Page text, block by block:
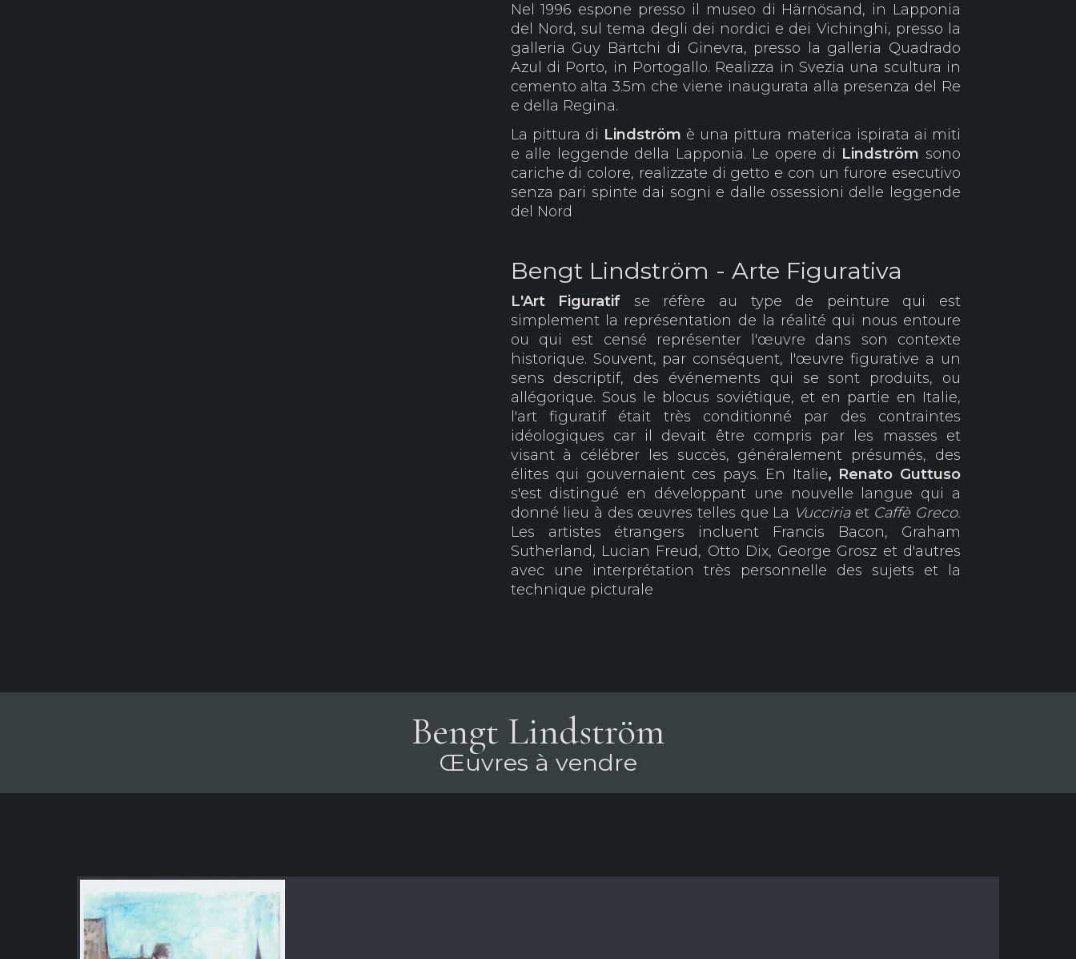
Nel 1996 espone presso il museo di Härnösand, in Lapponia
del Nord, sul tema degli dei nordici e dei Vichinghi, presso la
galleria Guy Bärtchi di Ginevra, presso la galleria Quadrado
Azul di Porto, in Portogallo. Realizza in Svezia una scultura in
cemento alta 3.5m che viene inaugurata alla presenza del Re
e della Regina.
La pittura di Lindström è una pittura materica ispirata ai miti
e alle leggende della Lapponia. Le opere di Lindström sono
cariche di colore, realizzate di getto e con un furore esecutivo
senza pari spinte dai sogni e dalle ossessioni delle leggende
del Nord
Bengt Lindström - Arte Figurativa
L'Art Figuratif se réfère au type de peinture qui est
simplement la représentation de la réalité qui nous entoure
ou qui est censé représenter l'œuvre dans son contexte
historique. Souvent, par conséquent, l'œuvre figurative a un
sens descriptif, des événements qui se sont produits, ou
allégorique. Sous le blocus soviétique, et en partie en Italie,
l'art figuratif était très conditionné par des contraintes
idéologiques car il devait être compris par les masses et
visant à célébrer les succès, généralement présumés, des
élites qui gouvernaient ces pays. En Italie, Renato Guttuso
s'est distingué en développant une nouvelle langue qui a
donné lieu à des œuvres telles que La Vucciriaet Caffè Greco.
Les artistes étrangers incluent Francis Bacon, Graham
Sutherland, Lucian Freud, Otto Dix, George Grosz et d'autres
avec une interprétation très personnelle des sujets et la
technique picturale
Bengt Lindström
Œuvres à vendre